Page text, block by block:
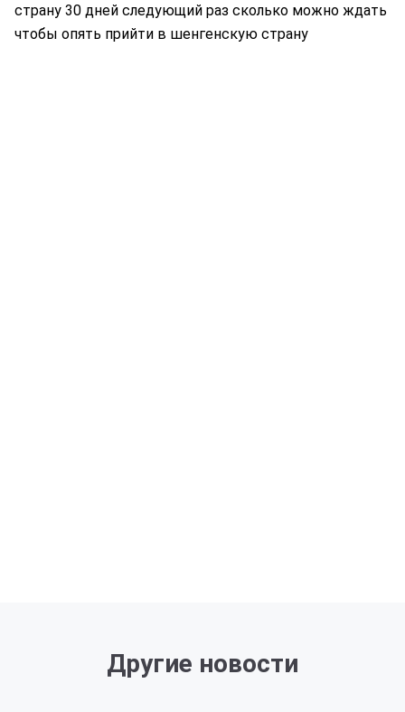
страну 30 дней следующий раз сколько можно ждать
чтобы опять прийти в шенгенскую страну
Другие новости